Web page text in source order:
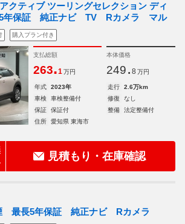
クティブ ツーリングセレクション ディ
5年保証 純正ナビ TV Rカメラ マル
購入プラン付き
支払総額
263.1 万円
本体価格
249. 8 万円
年式 2023年 走行
2.6万km
車検
車検整備付 修復
なし
保証
保証付 整備
法定整備付
住所
愛知県 東海市
見積もり・在庫確認
最長5年保証 純正ナビ Rカメラ